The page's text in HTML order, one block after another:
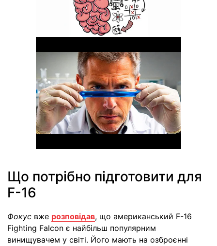
Що потрібно підготовити для
F-16
Фокус вже розповідав, що американський F-16
Fighting Falcon є найбільш популярним
винищувачем у світі. Його мають на озброєнні